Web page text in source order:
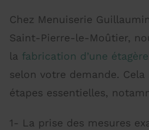
Chez Menuiserie
Saint-Pierre-le-Moûtier,
la fabrication d’une
selon votre demande.
étapes essentielles,
1- La prise des mesures